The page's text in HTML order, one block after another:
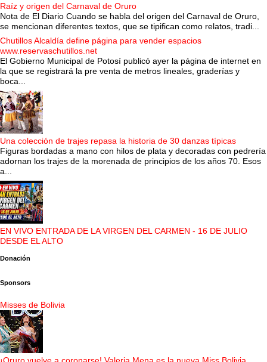
Raíz y origen del Carnaval de Oruro
Nota de El Diario Cuando se habla del origen del Carnaval de Oruro,
se mencionan diferentes textos, que se tipifican como relatos, tradi...
Chutillos Alcaldía define página para vender espacios
www.reservaschutillos.net
El Gobierno Municipal de Potosí publicó ayer la página de internet en
la que se registrará la pre venta de metros lineales, graderías y
boca...
Una colección de trajes repasa la historia de 30 danzas típicas
Figuras bordadas a mano con hilos de plata y decoradas con pedrería
adornan los trajes de la morenada de principios de los años 70. Esos
a...
EN VIVO ENTRADA DE LA VIRGEN DEL CARMEN - 16 DE JULIO
DESDE EL ALTO
Donación
Sponsors
Misses de Bolivia